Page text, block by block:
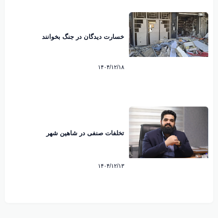
خسارت دیدگان در جنگ بخوانند
۱۴۰۴/۱۲/۱۸
تخلفات صنفی در شاهین شهر
۱۴۰۴/۱۲/۱۳